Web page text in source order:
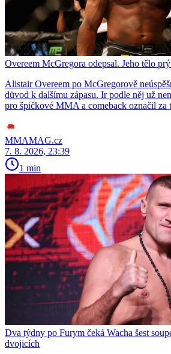
Overeem McGregora odepsal. Jeho tělo
Alistair Overeem po McGregorově
důvod k dalšímu zápasu. Ir podle něj už
pro špičkové MMA a comeback označil za
MMAMAG.cz
7. 8. 2026, 23:39
1 min
Dva týdny po Furym čeká Wacha šest
dvojicích